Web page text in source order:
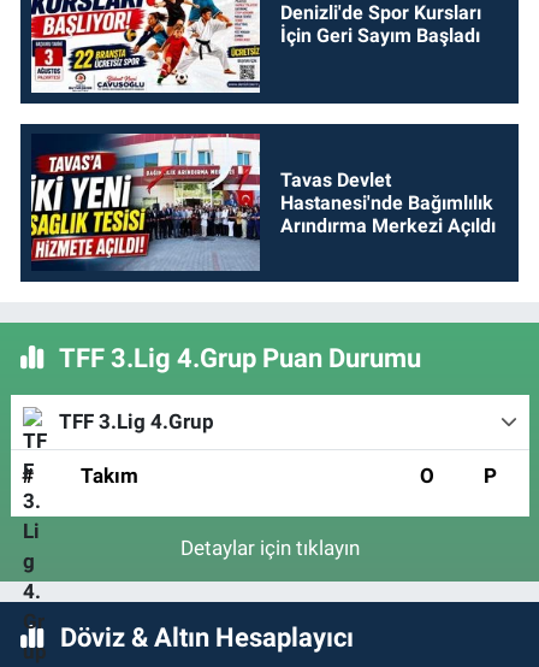
Denizli'de Spor Kursları
İçin Geri Sayım Başladı
Tavas Devlet
Hastanesi'nde Bağımlılık
Arındırma Merkezi Açıldı
TFF 3.Lig 4.Grup Puan Durumu
TFF 3.Lig 4.Grup
# Takım O P
Detaylar için tıklayın
Döviz & Altın Hesaplayıcı